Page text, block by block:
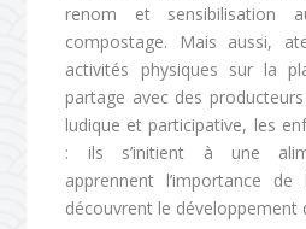
renom et sensibilisation
compostage. Mais aussi,
activités physiques sur la
partage avec des
ludique et participative, les
: ils s’initient à une
apprennent l’importance de
découvrent le développement